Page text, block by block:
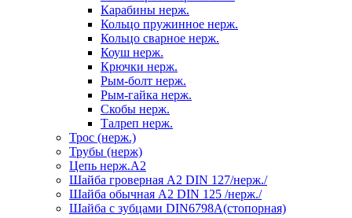
Карабины нерж.
Кольцо пружинное нерж.
Кольцо сварное нерж.
Коуш нерж.
Крючки нерж.
Рым-болт нерж.
Рым-гайка нерж.
Скобы нерж.
Талреп нерж.
Трос (нерж.)
Трубы (нерж)
Цепь нерж.А2
Шайба гроверная А2 DIN 127/нерж./
Шайба обычная А2 DIN 125 /нерж./
Шайба с зубцами DIN6798А(стопорная)